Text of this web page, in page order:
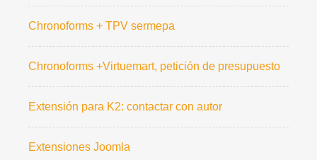
Chronoforms + TPV sermepa
Chronoforms +Virtuemart, petición de presupuesto
Extensión para K2: contactar con autor
Extensiones Joomla